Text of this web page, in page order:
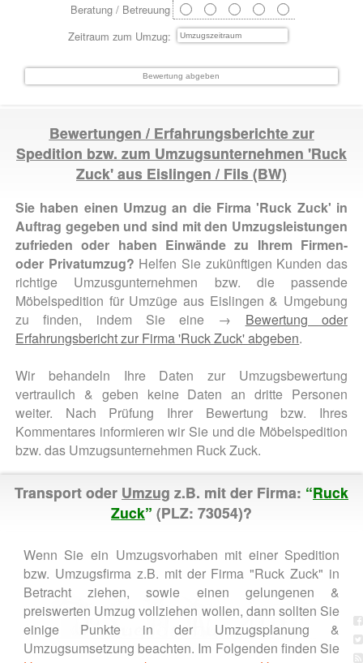
Zeitraum zum Umzug:
Beratung / Betreuung
Bewertungen / Erfahrungsberichte zur
Spedition bzw. zum Umzugsunternehmen 'Ruck
Zuck' aus Eislingen / Fils (BW)
Sie haben einen Umzug an die Firma 'Ruck Zuck' in
Auftrag gegeben und sind mit den Umzugsleistungen
zufrieden oder haben Einwände zu Ihrem Firmen-
oder Privatumzug? Helfen Sie zukünftigen Kunden das
richtige Umzusgunternehmen bzw. die passende
Möbelspedition für Umzüge aus Eislingen & Umgebung
zu finden, indem Sie eine → Bewertung oder
Erfahrungsbericht zur Firma 'Ruck Zuck' abgeben.
Wir behandeln Ihre Daten zur Umzugsbewertung
vertraulich & geben keine Daten an dritte Personen
weiter. Nach Prüfung Ihrer Bewertung bzw. Ihres
Kommentares informieren wir Sie und die Möbelspedition
bzw. das Umzugsunternehmen Ruck Zuck.
Transport oder Umzug z.B. mit der Firma: “Ruck
Zuck” (PLZ: 73054)?
Wenn Sie ein Umzugsvorhaben mit einer Spedition
bzw. Umzugsfirma z.B. mit der Firma "Ruck Zuck" in
Betracht ziehen, sowie einen gelungenen &
preiswerten Umzug vollziehen wollen, dann sollten Sie
einige Punkte in der Umzugsplanung &
Umzugsumsetzung beachten. Im Folgenden finden Sie